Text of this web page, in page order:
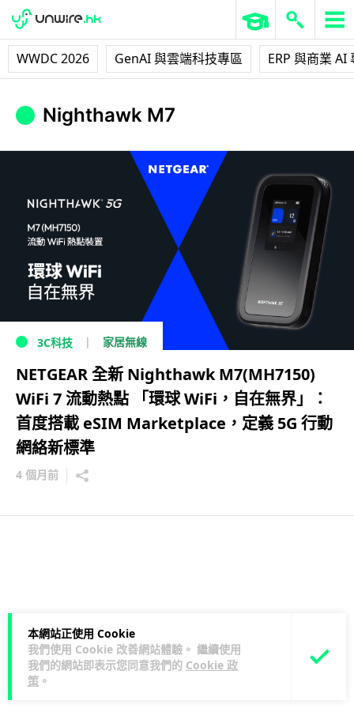
WWDC 2026 GenAI 與雲端科技專區 ERP 與商業 AI
本網站正使用 Cookie
我們使用 Cookie 改善網站體驗。 繼續使用
我們的網站即表示您同意我們的 Cookie 政
策 。
Nighthawk M7
3C科技 家居無線
NETGEAR 全新 Nighthawk M7(MH7150)
WiFi 7 流動熱點 「環球 WiFi，自在無界」：
首度搭載 eSIM Marketplace，定義 5G 行動
網絡新標準
4 個月前